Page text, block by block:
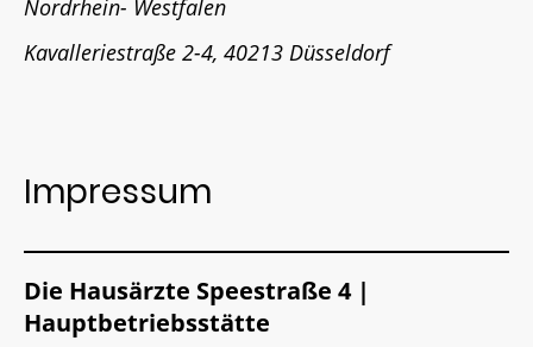
Nordrhein- Westfalen
Kavalleriestraße 2-4, 40213 Düsseldorf
Impressum
Die Hausärzte Speestraße 4 |
Hauptbetriebsstätte